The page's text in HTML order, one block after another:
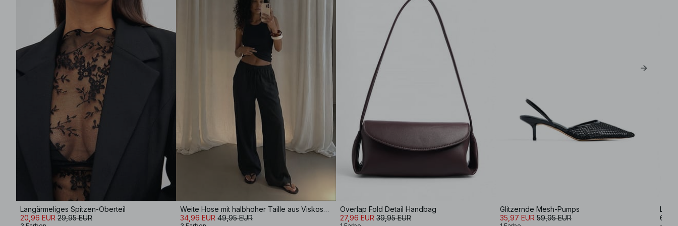
Langärmeliges Spitzen-Oberteil
20,96 EUR 29,95 EUR
Weite Hose mit halbhoher Taille aus Viskose-Mix
34,96 EUR 49,95 EUR
Overlap Fold Detail Handbag
27,96 EUR 39,95 EUR
Glitzernde Mesh-Pumps
35,97 EUR 59,95 EUR